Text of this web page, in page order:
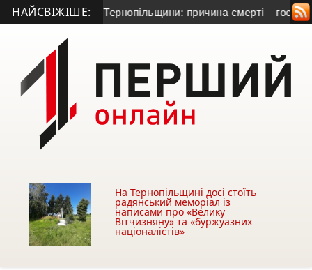
НАЙСВІЖІШЕ:з Тернопільщини: причина смерті – гостра
На Тернопільщині досі стоїть
радянський меморіал із
написами про «Велику
Вітчизняну» та «буржуазних
націоналістів»